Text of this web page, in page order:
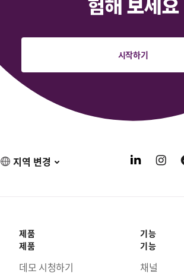
험해 보세요
시작하기
지역 변경
제품
제품
데모 시청하기
기능
기능
채널